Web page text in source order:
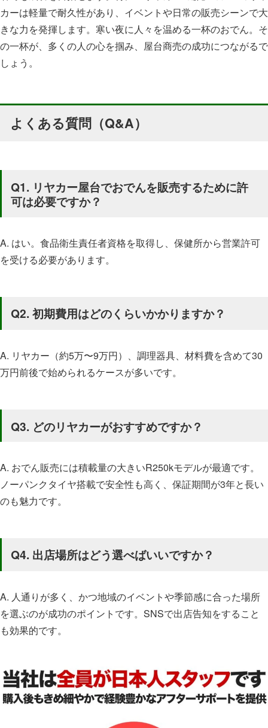
カーは軽量で耐久性があり、イベントや日常の販売シーンで大
きな力を発揮します。寒い夜に人々を温める一杯のおでん。そ
の一杯が、多くの人の心を掴み、屋台商売の成功につながるで
しょう。
よくある質問（Q&A）
Q1. リヤカー屋台でおでんを販売するために許
可は必要ですか？
A. はい。食品衛生責任者資格を取得し、保健所から営業許可
を受ける必要があります。
Q2. 初期費用はどのくらいかかりますか？
A. リヤカー（約5万〜9万円）、調理器具、材料費を含めて30
万円前後で始められるケースが多いです。
Q3. どのリヤカーがおすすめですか？
A. おでん販売には積載量の大きいR250kモデルが最適です。
ノーパンクタイヤ搭載で安全性も高く、保証期間が3年と長い
のも魅力です。
Q4. 出店場所はどう選べばいいですか？
A. 人通りが多く、かつ地域のイベントや季節感に合った場所
を選ぶのが成功のポイントです。SNSで出店告知をすること
も効果的です。